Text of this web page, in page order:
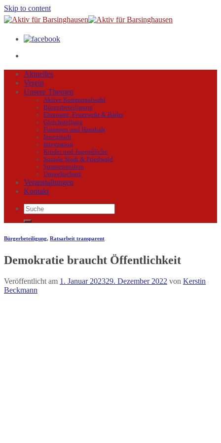
Skip to content
Aktuelles
Verein
Unsere Themen
Aktive Kommunalwahl
Bürgerbeteiligung
Ehrenamt, Feuerwehr & Bäder
Gleichstellung
Finanzen und Haushalt
Innenstadt
Integration
Kinder und Jugendliche
Soziale Stadt & Friedwald
Strassenausbau
Umweltschutz
Veranstaltungen
Kontakt
Bürgerbeteiligung, Ratsarbeit transparent
Demokratie braucht Öffentlichkeit
Veröffentlicht am 1. Januar 202329. Dezember 2022 von Kerstin
Beckmann